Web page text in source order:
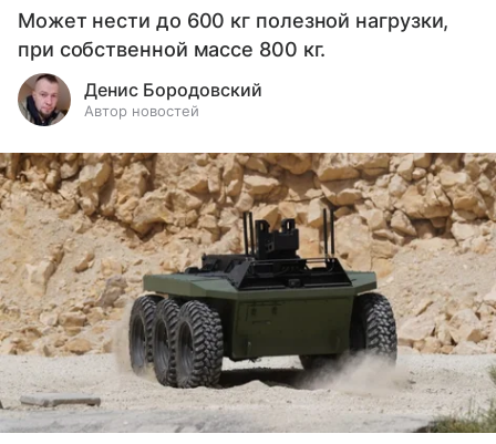
Может нести до 600 кг полезной нагрузки,
при собственной массе 800 кг.
Денис Бородовский
Автор новостей